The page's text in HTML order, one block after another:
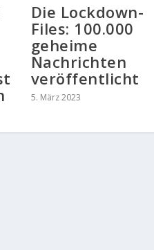
Die Lockdown-
Files: 100.000
geheime
Nachrichten
veröffentlicht
5. März 2023